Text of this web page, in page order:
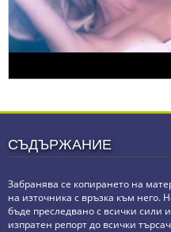
СЪДЪРЖАНИЕ
Забранява се копирането на
на източника с връзка към него.
бъде преследвано с всички сили
изпратен репорт до всички